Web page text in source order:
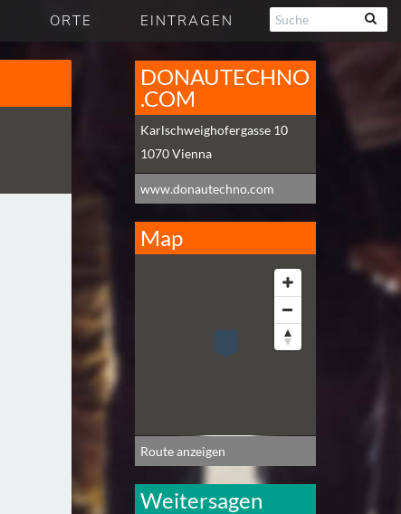
ORTE EINTRAGEN
DONAUTECHNO
.COM
Karlschweighofergasse 10
1070Vienna
www.donautechno.com
Map
Route anzeigen
Weitersagen